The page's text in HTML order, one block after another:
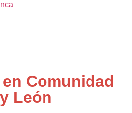
Comunidad
León